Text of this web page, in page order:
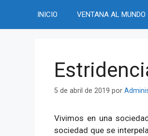
contenido
INICIO VENTANA AL MUNDO
5 de abril de 2019 por
Vivimos en una
sociedad que se